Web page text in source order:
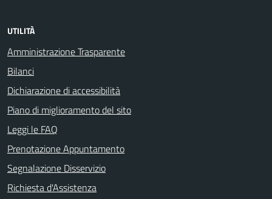
UTILITÀ
Amministrazione Trasparente
Bilanci
Dichiarazione di accessibilità
Piano di miglioramento del sito
Leggi le FAQ
Prenotazione Appuntamento
Segnalazione Disservizio
Richiesta d'Assistenza